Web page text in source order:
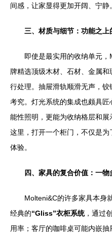
间感，让家显得更加开阔、宁静。
三、材质与细节：功能之上
即使是最实用的收纳单元
牌精选顶级木材、石材、金属
行处理。抽屉滑轨顺滑无声，
考究。灯光系统的集成也颇具
能性照明，更能为收纳格层和
这里，打开一个柜门，不仅是
体验。
四、家具的复合价值：一
Molteni&C的许多家具本身
经典的“Gliss”衣柜系统，通过
用率；客厅的咖啡桌可能内嵌